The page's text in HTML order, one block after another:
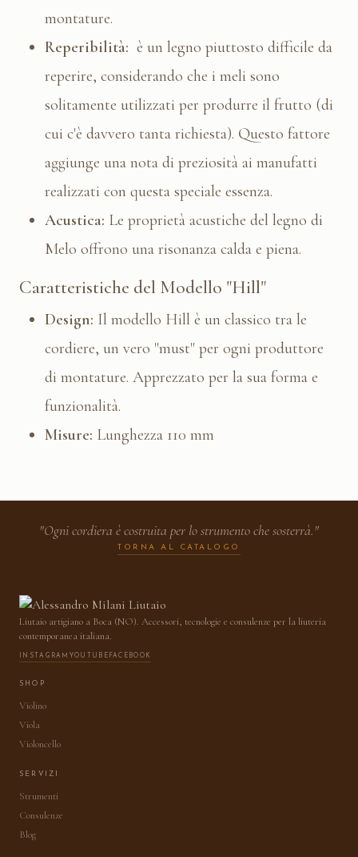
montature.
Reperibilità: è un legno piuttosto difficile da
reperire, considerando che i meli sono
solitamente utilizzati per produrre il frutto (di
cui c'è davvero tanta richiesta). Questo fattore
aggiunge una nota di preziosità ai manufatti
realizzati con questa speciale essenza.
Acustica: Le proprietà acustiche del legno di
Melo offrono una risonanza calda e piena.
Caratteristiche del Modello "Hill"
Design: Il modello Hill è un classico tra le
cordiere, un vero "must" per ogni produttore
di montature. Apprezzato per la sua forma e
funzionalità.
Misure: Lunghezza 110 mm
"Ogni cordiera è costruita per lo strumento che sosterrà."
TORNA AL CATALOGO
Liutaio artigiano a Boca (NO). Accessori, tecnologie e consulenze per la liuteria
contemporanea italiana.
INSTAGRAM YOUTUBE FACEBOOK
SHOP
Violino
Viola
Violoncello
SERVIZI
Strumenti
Consulenze
Blog